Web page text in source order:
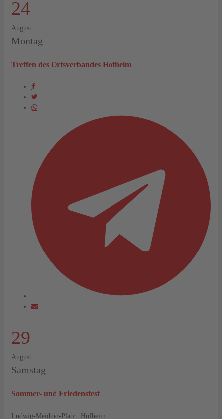
24
August
Montag
Treffen des Ortsverbandes Hofheim
29
August
Samstag
Sommer- und Friedensfest
Ludwig-Meidner-Platz | Hofheim